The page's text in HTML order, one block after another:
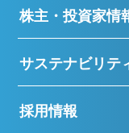
株主・投資家情
サステナビリテ
採用情報